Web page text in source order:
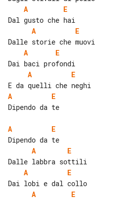
A
E
A
E
A
E
A
E
A
E
Dipendo da te
A
E
A
E
A
E
A
E